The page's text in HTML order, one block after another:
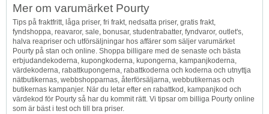
Mer om varumärket Pourty
Tips på fraktfritt, låga priser, fri frakt, nedsatta priser, gratis frakt,
fyndshoppa, reavaror, sale, bonusar, studentrabatter, fyndvaror, outlet's,
halva reapriser och utförsäljningar hos affärer som säljer varumärket
Pourty på stan och online. Shoppa billigare med de senaste och bästa
erbjudandekoderna, kupongkoderna, kupongerna, kampanjkoderna,
värdekoderna, rabattkupongerna, rabattkoderna och koderna och utnyttja
nätbutikernas, webbshopparnas, återförsäljarna, webbutikernas och
butikernas kampanjer. När du letar efter en rabattkod, kampanjkod och
värdekod för Pourty så har du kommit rätt. Vi tipsar om billiga Pourty online
som är bäst i test och till bra priser.